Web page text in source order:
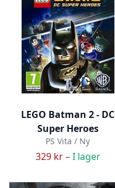
LEGO Batman 2 - DC
Super Heroes
PS Vita / Ny
329 kr –I lager